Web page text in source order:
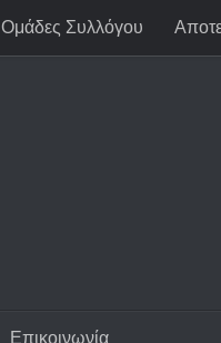
Ομάδες Συλλόγου
Επικοινωνία